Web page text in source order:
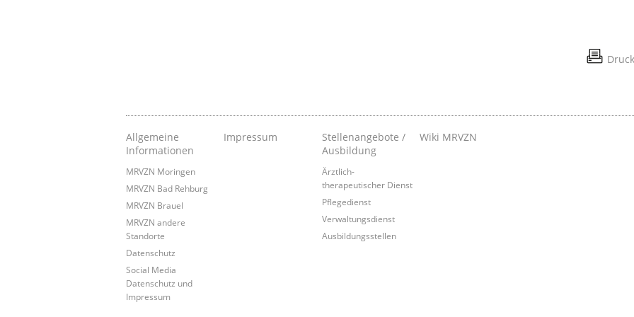
Allgemeine
Informationen
MRVZN Moringen
MRVZN Bad Rehburg
MRVZN Brauel
MRVZN andere
Standorte
Datenschutz
Social Media
Datenschutz und
Impressum
Impressum
Stellenangebote /
Ausbildung
Ärztlich-
therapeutischer Dienst
Pflegedienst
Verwaltungsdienst
Ausbildungsstellen
Wiki MRVZN